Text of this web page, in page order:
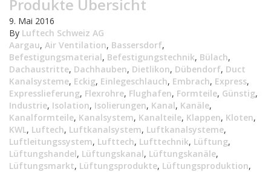
Produkte Übersicht
9. Mai 2016
By Luftech Schweiz AG
Aargau, Air Ventilation, Bassersdorf,
Befestigungsmaterial, Befestigungstechnik, Bülach,
Dachaustritte, Dachhauben, Dietlikon, Dübendorf, Duct
Kanalsysteme, Eckig, Einlegeschlauch, Embrach, Express,
Expresslieferung, Flexrohre, Flughafen, Formteile, Günstig,
Industrie, Isolation, Isolierungen, Kanal, Kanäle,
Kanalformteile, Kanalsystem, Kanalteile, Klappen, Kloten,
KWL, Luftech, Luftkanalsystem, Luftkanalsysteme,
Luftleitungssystem, Lufttech, Lufttechnik, Lüftung,
Lüftungshandel, Lüftungskanal, Lüftungskanäle,
Lüftungsmarkt, Lüftungsprodukte, Lüftungsproduktion,